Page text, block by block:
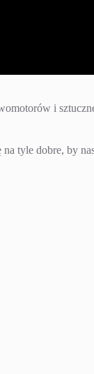
i
tyle dobre, by